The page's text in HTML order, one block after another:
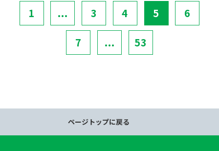
1 ... 3 4 5 6
7 ... 53
ページトップに戻る